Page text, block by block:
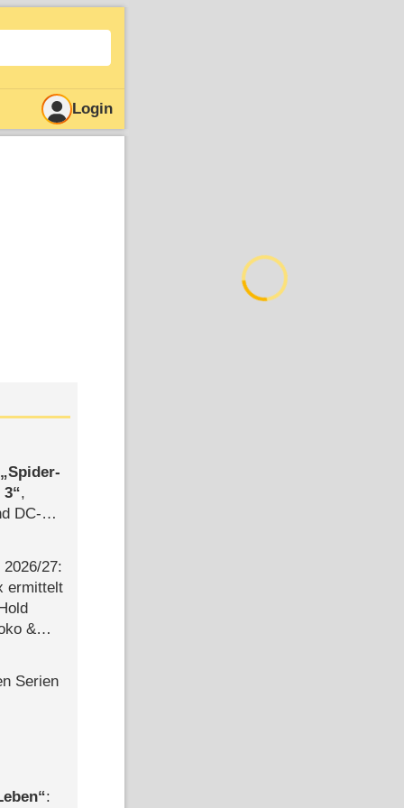
Login
Spider-
3 ,
DC-
​27:
ermittelt
&
Serien
: